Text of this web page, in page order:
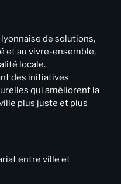
de solutions,
et au vivre-ensemble,
locale.
des initiatives
qui améliorent la
plus juste et plus
entre ville et